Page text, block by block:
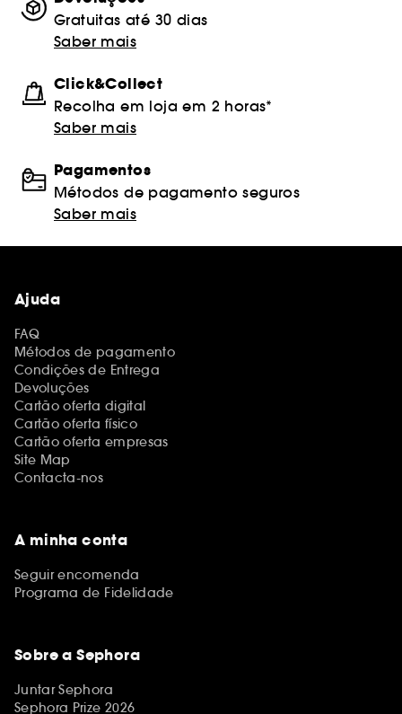
Gratuitas até 30 dias
Saber mais
Click&Collect
Recolha em loja em 2 horas*
Saber mais
Pagamentos
Métodos de pagamento seguros
Saber mais
Ajuda
FAQ
Métodos de pagamento
Condições de Entrega
Devoluções
Cartão oferta digital
Cartão oferta físico
Cartão oferta empresas
Site Map
Contacta-nos
A minha conta
Seguir encomenda
Programa de Fidelidade
Sobre a Sephora
Juntar Sephora
Sephora Prize 2026